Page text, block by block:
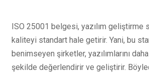
ISO 25001 belgesi, yazılım geliştirme
kaliteyi standart hale getirir. Yani, bu
benimseyen şirketler, yazılımlarını
şekilde değerlendirir ve geliştirir.